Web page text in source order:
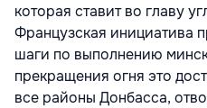
которая ставит во главу
Французская инициатива
шаги по выполнению
прекращения огня это
все районы Донбасса,